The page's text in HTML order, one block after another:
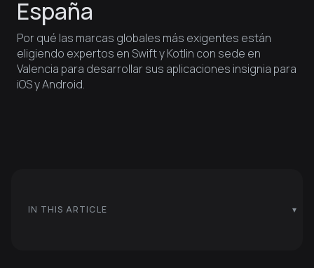
España
Por qué las marcas globales más exigentes están
eligiendo expertos en Swift y Kotlin con sede en
Valencia para desarrollar sus aplicaciones insignia para
iOS y Android.
IN THIS ARTICLE